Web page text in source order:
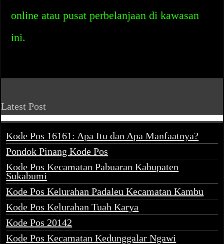
online atau pusat perbelanjaan di kawasan
ini.
Latest Post
Kode Pos 16161: Apa Itu dan Apa Manfaatnya?
Pondok Pinang Kode Pos
Kode Pos Kecamatan Pabuaran Kabupaten
Sukabumi
Kode Pos Kelurahan Padaleu Kecamatan Kambu
Kode Pos Kelurahan Tuah Karya
Kode Pos 20142
Kode Pos Kecamatan Kedunggalar Ngawi